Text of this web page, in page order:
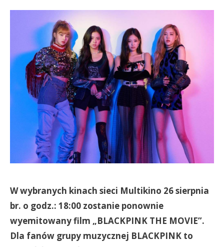
W wybranych kinach sieci Multikino 26 sierpnia
br. o godz.: 18:00 zostanie ponownie
wyemitowany film „BLACKPINK THE MOVIE”.
Dla fanów grupy muzycznej BLACKPINK to